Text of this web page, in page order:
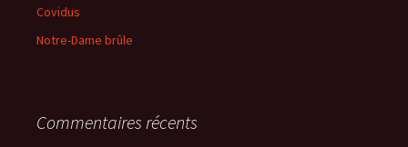
Covidus
Notre-Dame brûle
Commentaires récents